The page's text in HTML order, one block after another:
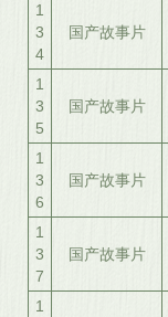
1
3
4
国产故事片
1
3
5
国产故事片
1
3
6
国产故事片
1
3
7
国产故事片
1